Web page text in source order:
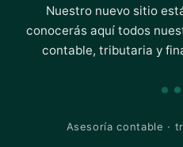
Nuestro nuevo sitio
conocerás aquí todos
contable, tributaria y
Asesoría contable ·